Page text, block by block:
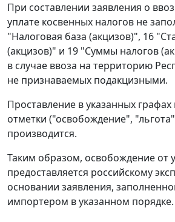
При составлении заявления о
уплате косвенных налогов не
"Налоговая база (акцизов)", 16
(акцизов)" и 19 "Суммы налогов
в случае ввоза на территорию
не признаваемых подакцизными.
Проставление в указанных графах
отметки ("освобождение",
производится.
Таким образом, освобождение от
предоставляется российскому
основании заявления,
импортером в указанном порядке.